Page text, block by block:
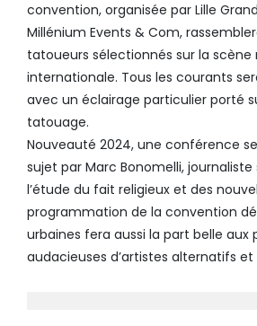
convention, organisée par Lille
Millénium Events & Com,
tatoueurs sélectionnés sur la
internationale. Tous les courants
avec un éclairage particulier porté
tatouage.
Nouveauté 2024, une conférence
sujet par Marc Bonomelli, journaliste
l’étude du fait religieux et des
programmation de la convention
urbaines fera aussi la part belle aux
audacieuses d’artistes alternatifs